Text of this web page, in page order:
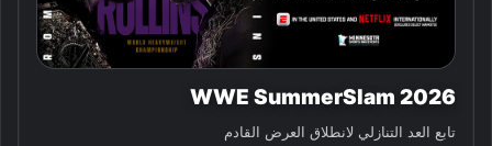
WWE SummerSlam 2026
تابع العد التنازلي لانطلاق العرض القادم